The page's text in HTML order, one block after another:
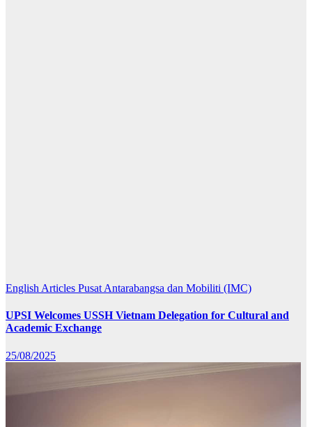
English Articles Pusat Antarabangsa dan Mobiliti (IMC)
UPSI Welcomes USSH Vietnam Delegation for Cultural and
Academic Exchange
25/08/2025